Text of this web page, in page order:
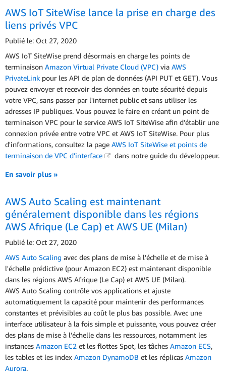
AWS IoT SiteWise lance la prise en charge des
liens privés VPC
Publié le: Oct 27, 2020
AWS IoT SiteWise prend désormais en charge les points de
terminaison Amazon Virtual Private Cloud (VPC) via AWS
PrivateLink pour les API de plan de données (API PUT et GET). Vous
pouvez envoyer et recevoir des données en toute sécurité depuis
votre VPC, sans passer par l'internet public et sans utiliser les
adresses IP publiques. Vous pouvez le faire en créant un point de
terminaison VPC pour le service AWS IoT SiteWise afin d'établir une
connexion privée entre votre VPC et AWS IoT SiteWise. Pour plus
d'informations, consultez la page AWS IoT SiteWise et points de
terminaison de VPC d'interface
dans notre guide du développeur.
En savoir plus »
AWS Auto Scaling est maintenant
généralement disponible dans les régions
AWS Afrique (Le Cap) et AWS UE (Milan)
Publié le: Oct 27, 2020
AWS Auto Scaling avec des plans de mise à l'échelle et de mise à
l'échelle prédictive (pour Amazon EC2) est maintenant disponible
dans les régions AWS Afrique (Le Cap) et AWS UE (Milan).
AWS Auto Scaling contrôle vos applications et ajuste
automatiquement la capacité pour maintenir des performances
constantes et prévisibles au coût le plus bas possible. Avec une
interface utilisateur à la fois simple et puissante, vous pouvez créer
des plans de mise à l'échelle dans les ressources, notamment les
instances Amazon EC2 et les flottes Spot, les tâches Amazon ECS,
les tables et les index Amazon DynamoDB et les réplicas Amazon
Aurora.